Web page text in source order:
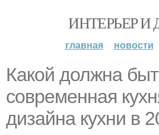
ИНТЕРЬЕР И
главная новости
Какой должна
современная
дизайна кухни в